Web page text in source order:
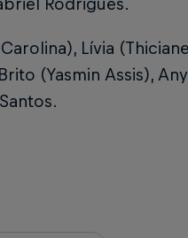
Rodrigues.
Lívia
(Yasmin Assis),